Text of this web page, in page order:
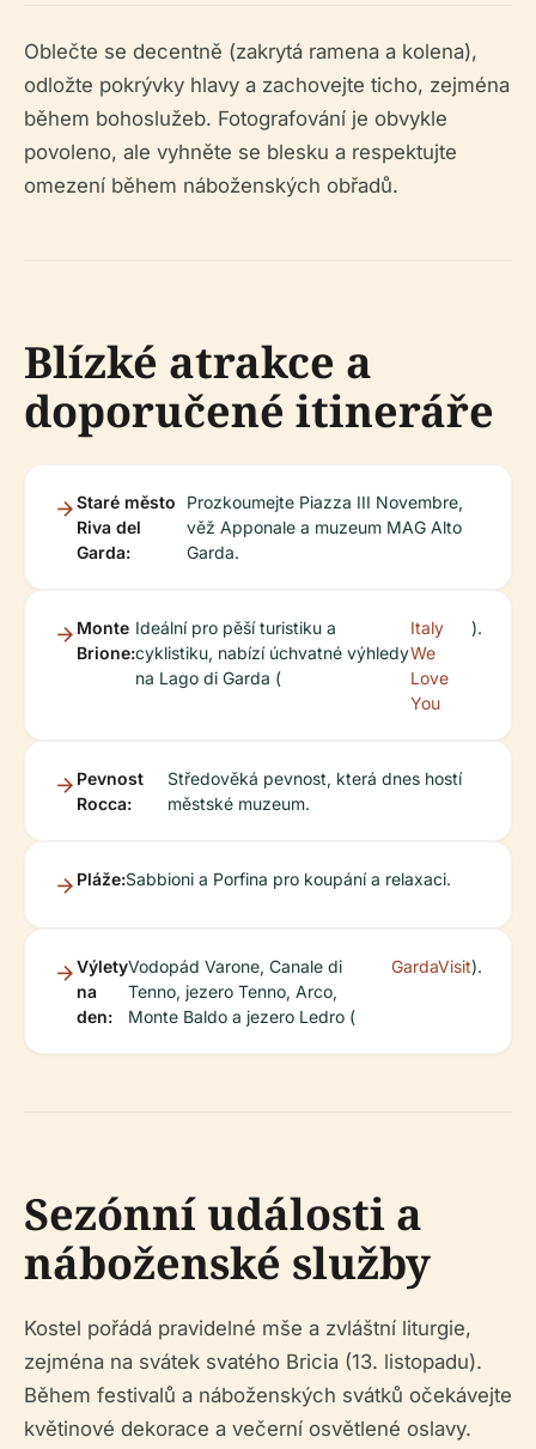
Oblečte se decentně (zakrytá ramena a kolena),
odložte pokrývky hlavy a zachovejte ticho, zejména
během bohoslužeb. Fotografování je obvykle
povoleno, ale vyhněte se blesku a respektujte
omezení během náboženských obřadů.
Blízké atrakce a
doporučené itineráře
Staré město
Riva del
Garda:
Prozkoumejte Piazza III Novembre,
věž Apponale a muzeum MAG Alto
Garda.
Monte
Brione:
Ideální pro pěší turistiku a
cyklistiku, nabízí úchvatné výhledy
na Lago di Garda (
Italy
We
Love
You
).
Pevnost
Rocca:
Středověká pevnost, která dnes hostí
městské muzeum.
Pláže:Sabbioni a Porfina pro koupání a relaxaci.
Výlety
na
den:
Vodopád Varone, Canale di
Tenno, jezero Tenno, Arco,
Monte Baldo a jezero Ledro (
GardaVisit).
Sezónní události a
náboženské služby
Kostel pořádá pravidelné mše a zvláštní liturgie,
zejména na svátek svatého Bricia (13. listopadu).
Během festivalů a náboženských svátků očekávejte
květinové dekorace a večerní osvětlené oslavy.